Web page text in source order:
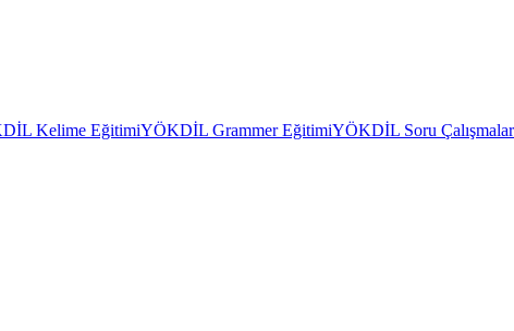
Kelime EğitimiYÖKDİL Grammer EğitimiYÖKDİL Soru